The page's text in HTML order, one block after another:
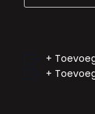
+
+